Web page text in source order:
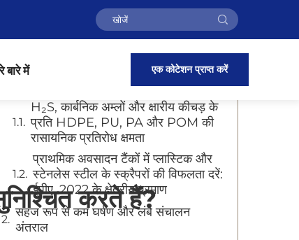
बारे में एक कोटेशन प्राप्त करें
करते हैं?
सामग्री की तालिका
कठोर सीवेज वातावरण में उत्कृष्ट संक्षारण
H₂S, कार्बनिक अम्लों और क्षारीय कीचड़ के
प्रति HDPE, PU, PA और POM की
रासायनिक प्रतिरोध क्षमता
प्राथमिक अवसादन टैंकों में प्लास्टिक और
स्टेनलेस स्टील के स्क्रैपरों की विफलता दरें:
ईपीए, 2022 के क्षेत्रीय प्रमाण
सहज रूप से कम घर्षण और लंबे संचालन
अंतराल